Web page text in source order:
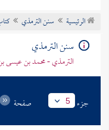
تراجم الأعلام
الرئيسية سنن الترمذي
سنن الترمذي
الترمذي - محمد بن عيسى
جزء 5 صفحة